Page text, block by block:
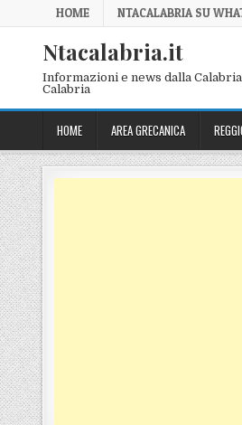
Skip to content
HOME NTACALABRIA SU
Ntacalabria.it
Informazioni e news dalla
Calabria
HOME AREA GRECANICA